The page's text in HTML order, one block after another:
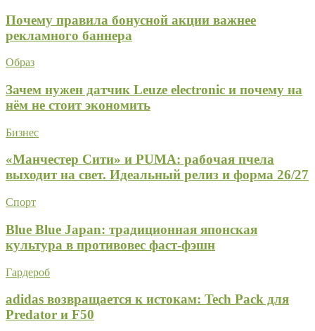
Почему правила бонусной акции важнее
рекламного баннера
Образ
Зачем нужен датчик Leuze electronic и почему на
нём не стоит экономить
Бизнес
«Манчестер Сити» и PUMA: рабочая пчела
выходит на свет. Идеальный релиз и форма 26/27
Спорт
Blue Blue Japan: традиционная японская
культура в противовес фаст-фэшн
Гардероб
adidas возвращается к истокам: Tech Pack для
Predator и F50